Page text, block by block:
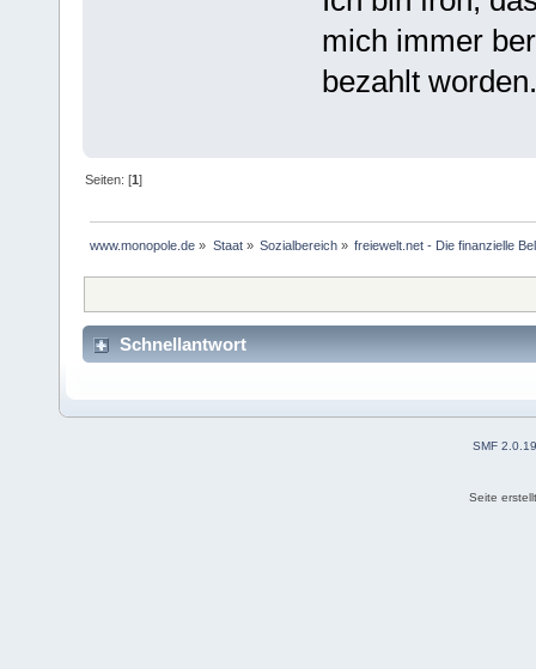
mich immer
bezahlt worden.
Seiten: [1]
www.monopole.de » Staat» Sozialbereich» freiewelt.net - Die finanzielle
Schnellantwort
SMF 2.0.19
Seite